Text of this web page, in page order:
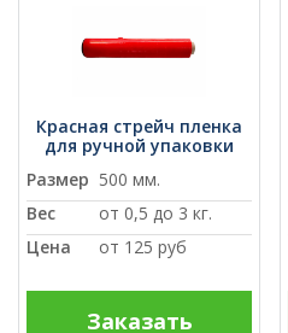
Красная стрейч пленка
для ручной упаковки
Размер 500 мм.
Вес
от 0,5 до 3 кг.
Цена
от 125 руб
Заказать